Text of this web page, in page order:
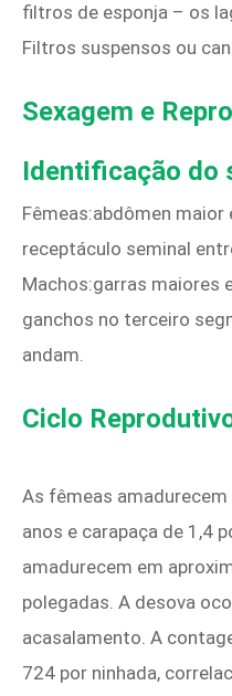
filtros de esponja – os
Filtros suspensos ou
Sexagem e
Identificação do
Fêmeas:abdômen
receptáculo seminal
Machos:garras maiores
ganchos no terceiro
andam.
Ciclo
As fêmeas
anos e carapaça de 1,4
amadurecem em
polegadas. A desova
acasalamento. A
724 por ninhada,